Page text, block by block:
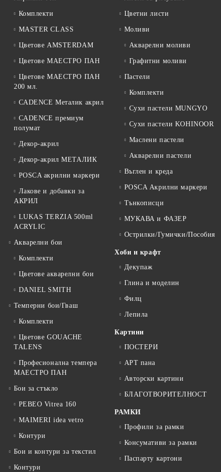
Комплекти
MASTER CLASS
Цветове AMSTERDAM
Цветове МАЕСТРО ПАН
Цветове МАЕСТРО ПАН
200 мл.
CADENCE Металик акрил
CADENCE премиум
полумат
Декор-акрил
Декор-акрил МЕТАЛИК
POSCA акрилни маркери
Лакове и добавки за
АКРИЛ
LUKAS TERZIA 500ml
ACRYLIC
Акварелни бои
Комплекти
Цветове акварелни бои
DANIEL SMITH
Темперни бои/Гваш
Комплекти
Цветове GOUACHE
TALENS
Професионална темпера
МАЕСТРО ПАН
Бои за стъкло
PEBEO Vitrea 160
MAIMERI idea vetro
Контури
Бои и контури за текстил
Контури
Цветни листи
Моливи
Акварелни моливи
Графитни моливи
Пастели
Комплекти
Сухи пастели MUNGYO
Сухи пастели KOHINOOR
Маслени пастели
Акварелни пастели
Въглен и креда
POSCA Акрилни маркери
Тънкописци
МУКАВА и ФАЗЕР
Острилки/Гумички/Пособия
Хоби и крафт
Декупаж
Глина и моделин
Филц
Лепила
Картини
ПОСТЕРИ
АРТ пана
Авторски картини
БЛАГОТВОРИТЕЛНОСТ
РАМКИ
Профили за рамки
Консумативи за рамки
Паспарту картони